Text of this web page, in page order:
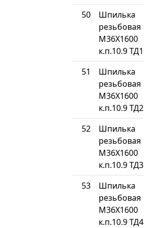
50
Шпилька
резьбовая
М36Х1600
к.п.10.9 ТД1
51
Шпилька
резьбовая
М36Х1600
к.п.10.9 ТД2
52
Шпилька
резьбовая
М36Х1600
к.п.10.9 ТД3
53
Шпилька
резьбовая
М36Х1600
к.п.10.9 ТД4